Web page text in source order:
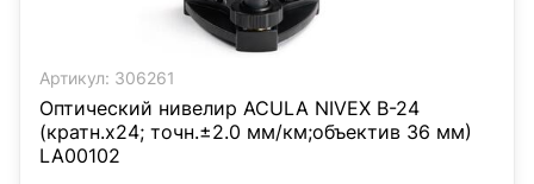
Артикул: 306261
Оптический нивелир ACULA NIVEX B-24
(кратн.х24; точн.±2.0 мм/км;объектив 36 мм)
LA00102